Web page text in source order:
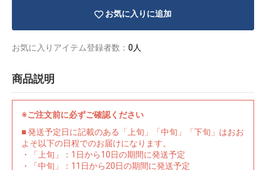
お気に入りに追加
お気に入りアイテム登録者数： 0人
商品説明
※ご注文前に必ずご確認ください
■ 発送予定日に記載のある「上旬」「中旬」「下旬」はおお
よそ以下の日程でのお届けになります。
・「上旬」：1日から10日の期間に発送予定
・「中旬」：11日から20日の期間に発送予定
イラストレ
アダルトグ